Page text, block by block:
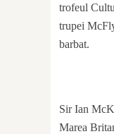
trofeul
trupei
barbat.
Sir Ian
Marea